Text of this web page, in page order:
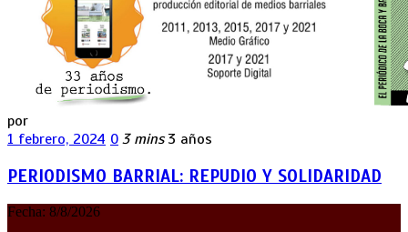
por
1 febrero, 2024 0 3 mins 3 años
PERIODISMO BARRIAL: REPUDIO Y SOLIDARIDAD
Fecha: 8/8/2026